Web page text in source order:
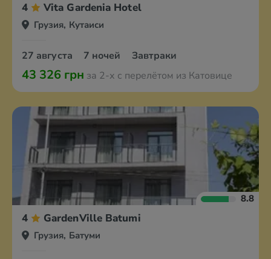
4 Vita Gardenia Hotel
Грузия, Кутаиси
27 августа 7 ночей Завтраки
43 326 грн за 2-х с перелётом из Катовице
8.8
4 GardenVille Batumi
Грузия, Батуми